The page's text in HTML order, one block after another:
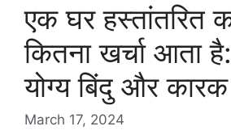
एक घर हस्तांतरित
कितना खर्चा आता
योग्य बिंदु और कारक
March 17, 2024